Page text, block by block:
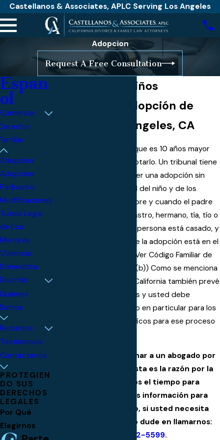
Castellanos & Associates, APLC Serving Los Angeles
Adopcion
Request A Free Consultation
Adopción de Niños
Abogado de Adopción de
Niños en Los Angeles, CA
En California, un adulto que es 10 años mayor
que un niño puede adoptarlo. Un tribunal tiene
discreción para conceder una adopción sin
tener en cuenta la edad del niño y de los
padres adoptivos, siempre y cuando el padre
adoptivo(s) es un padrastro, hermano, tía, tío o
primo hermano o, si esa persona está casado, y
el tribunal considera que la adopción está en el
mejor interés del niño. (Ver Código Familiar de
California Sección 8601 (b)) Como se menciona
más adelante, la ley de California también prevé
una adopción de adultos y usted debe
verificar con su condado en particular para los
procedimientos específicos para ese proceso
Entendemos que llamar a un abogado por
teléfono es difícil. Esta es la razón por la
que nos tomamos el tiempo para
proporcionarle más información para
usted. Sin embargo, si usted necesita
ayuda inmediata, no dude en llamarnos:
(323) 212-5599.
Espan
ol
Comenzar
Adopcion
Adopcion
Padrastro
Modificaciones
Tutela Legal
de Los
Menores
Violencia
Domestica
Divorcio
Quiénes
Somos
Recursos
Testimonios
Contáctenos
PROTEGIEN
DO SUS
DERECHOS
LEGALES
Por Qué
Elegirnos